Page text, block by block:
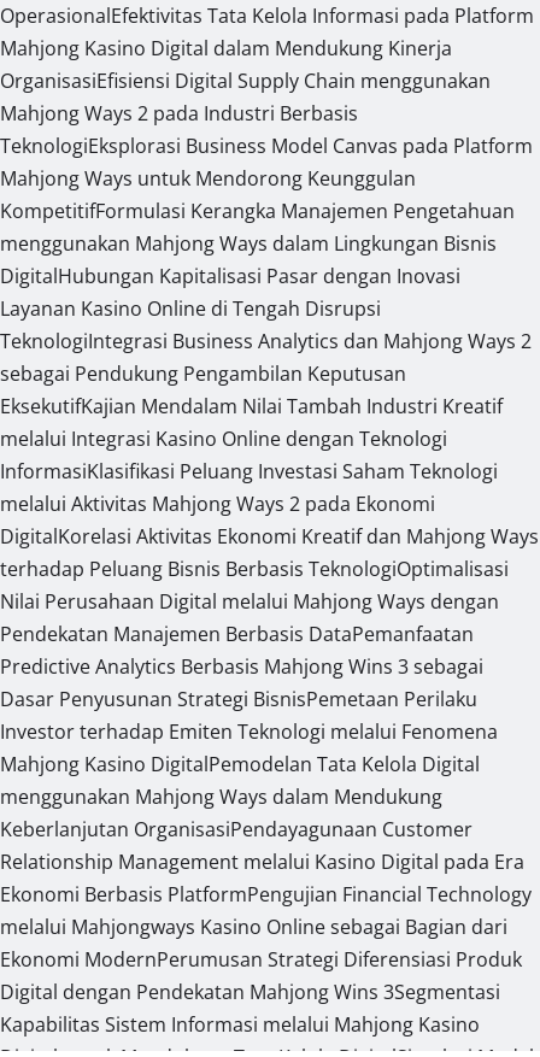
OperasionalEfektivitas Tata Kelola Informasi pada Platform
Mahjong Kasino Digital dalam Mendukung Kinerja
OrganisasiEfisiensi Digital Supply Chain menggunakan
Mahjong Ways 2 pada Industri Berbasis
TeknologiEksplorasi Business Model Canvas pada Platform
Mahjong Ways untuk Mendorong Keunggulan
KompetitifFormulasi Kerangka Manajemen Pengetahuan
menggunakan Mahjong Ways dalam Lingkungan Bisnis
DigitalHubungan Kapitalisasi Pasar dengan Inovasi
Layanan Kasino Online di Tengah Disrupsi
TeknologiIntegrasi Business Analytics dan Mahjong Ways 2
sebagai Pendukung Pengambilan Keputusan
EksekutifKajian Mendalam Nilai Tambah Industri Kreatif
melalui Integrasi Kasino Online dengan Teknologi
InformasiKlasifikasi Peluang Investasi Saham Teknologi
melalui Aktivitas Mahjong Ways 2 pada Ekonomi
DigitalKorelasi Aktivitas Ekonomi Kreatif dan Mahjong Ways
terhadap Peluang Bisnis Berbasis TeknologiOptimalisasi
Nilai Perusahaan Digital melalui Mahjong Ways dengan
Pendekatan Manajemen Berbasis DataPemanfaatan
Predictive Analytics Berbasis Mahjong Wins 3 sebagai
Dasar Penyusunan Strategi BisnisPemetaan Perilaku
Investor terhadap Emiten Teknologi melalui Fenomena
Mahjong Kasino DigitalPemodelan Tata Kelola Digital
menggunakan Mahjong Ways dalam Mendukung
Keberlanjutan OrganisasiPendayagunaan Customer
Relationship Management melalui Kasino Digital pada Era
Ekonomi Berbasis PlatformPengujian Financial Technology
melalui Mahjongways Kasino Online sebagai Bagian dari
Ekonomi ModernPerumusan Strategi Diferensiasi Produk
Digital dengan Pendekatan Mahjong Wins 3Segmentasi
Kapabilitas Sistem Informasi melalui Mahjong Kasino